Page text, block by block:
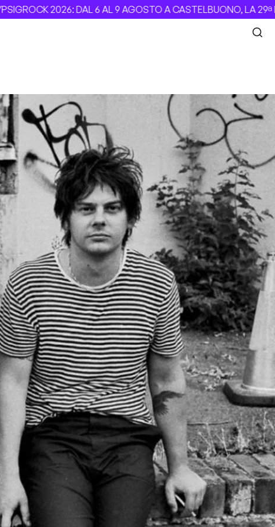
2026: DAL 6 AL 9 AGOSTO A CASTELBUONO, LA 29ª